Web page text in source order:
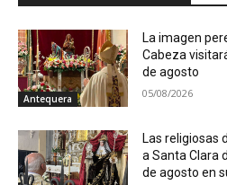
Antequera
La imagen
Cabeza
de agosto
05/08/2026
Las religiosas
a Santa Clara
de agosto en